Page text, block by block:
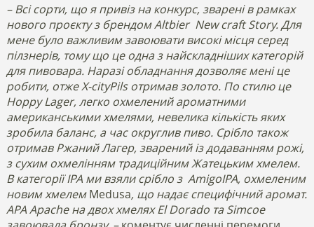
– Всі сорти, що я привіз на конкурс, зварені в рамках
нового проєкту з брендом Altbier New craft Story. Для
мене було важливим завоювати високі місця серед
пілзнерів, тому що це одна з найскладніших категорій
для пивовара. Наразі обладнання дозволяє мені це
робити, отже X-cityPils отримав золото. По стилю це
Hoppy Lager, легко охмелений ароматними
американськими хмелями, невелика кількість яких
зробила баланс, а час округлив пиво. Срібло також
отримав Ржаний Лагер, зварений із додаванням рожі,
з сухим охмелінням традиційним Жатецьким хмелем.
В категорії IPA ми взяли срібло з AmigoIPA, охмеленим
новим хмелемMedusa, що надає специфічний аромат.
APA Apache на двох хмеляхEl Dorado таSimcoe